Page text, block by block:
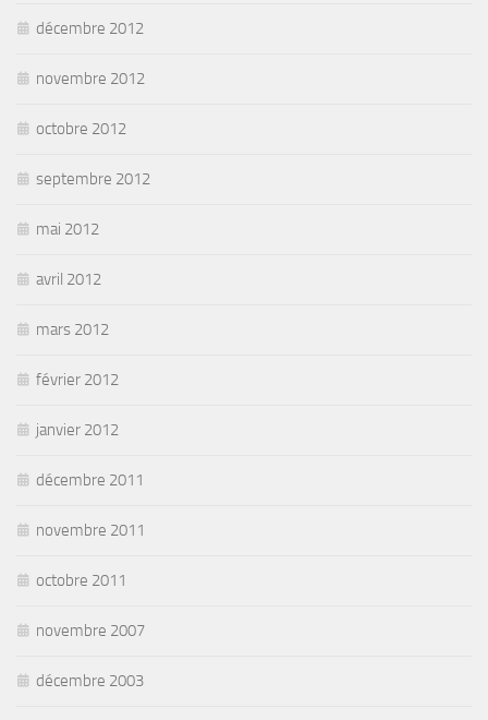
décembre 2012
novembre 2012
octobre 2012
septembre 2012
mai 2012
avril 2012
mars 2012
février 2012
janvier 2012
décembre 2011
novembre 2011
octobre 2011
novembre 2007
décembre 2003